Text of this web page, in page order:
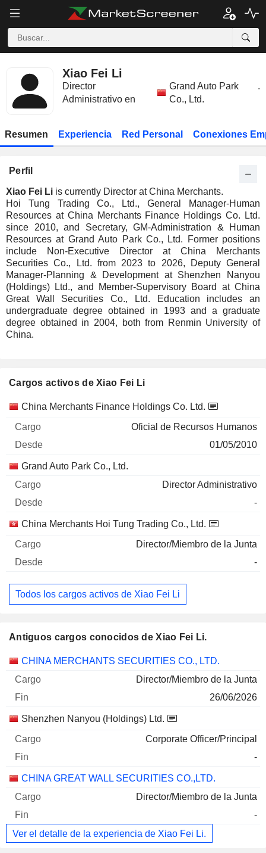
Xiao Fei Li
Director
Administrativo en
Grand Auto Park
Co., Ltd.
.
Resumen Experiencia Red Personal Conexiones
Perfil
Xiao Fei Li is currently Director at China Merchants.
Hoi Tung Trading Co., Ltd., General Manager-Human
Resources at China Merchants Finance Holdings Co. Ltd.
since 2010, and Secretary, GM-Administration & Human
Resources at Grand Auto Park Co., Ltd. Former positions
include Non-Executive Director at China Merchants
Securities Co., Ltd. from 2023 to 2026, Deputy General
Manager-Planning & Development at Shenzhen Nanyou
(Holdings) Ltd., and Member-Supervisory Board at China
Great Wall Securities Co., Ltd. Education includes an
undergraduate degree obtained in 1993 and a graduate
degree obtained in 2004, both from Renmin University of
China.
Cargos activos de Xiao Fei Li
Empresas Cargo Inicio
China Merchants Finance Holdings Co. Ltd.
Oficial de Recursos Humanos
01/05/2010
Grand Auto Park Co., Ltd.
Director Administrativo
-
China Merchants Hoi Tung Trading Co., Ltd.
Director/Miembro de la Junta
-
Todos los cargos activos de Xiao Fei Li
Antiguos cargos conocidos de Xiao Fei Li.
Empresas Cargo Fin
CHINA MERCHANTS SECURITIES CO., LTD.
Director/Miembro de la Junta
26/06/2026
Shenzhen Nanyou (Holdings) Ltd.
Corporate Officer/Principal
-
CHINA GREAT WALL SECURITIES CO.,LTD.
Director/Miembro de la Junta
-
Ver el detalle de la experiencia de Xiao Fei Li.